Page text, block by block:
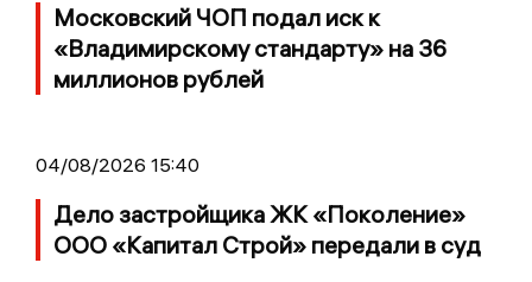
Московский ЧОП подал иск к
«Владимирскому стандарту» на 36
миллионов рублей
04/08/2026 15:40
Дело застройщика ЖК «Поколение»
ООО «Капитал Строй» передали в суд